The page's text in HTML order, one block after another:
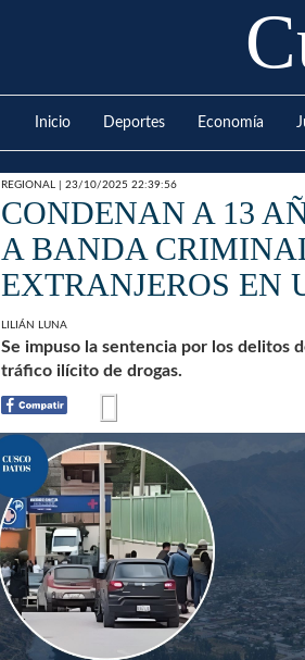
Inicio Deportes Economía
REGIONAL | 23/10/2025 22:39:56
CONDENAN A 13
A BANDA
EXTRANJEROS EN
LILIÁN LUNA
Se impuso la sentencia por los delitos
tráfico ilícito de drogas.